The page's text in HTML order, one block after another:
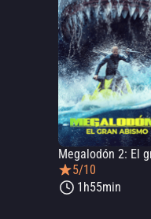
5/10
1h55min